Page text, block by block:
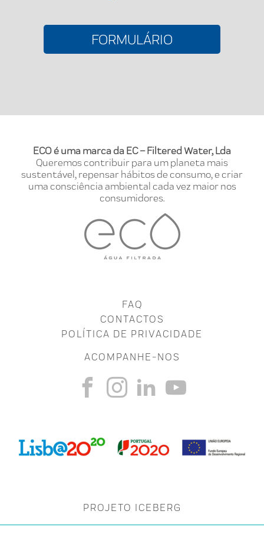
FORMULÁRIO
ECO é uma marca da EC – Filtered Water, Lda
Queremos contribuir para um planeta mais
sustentável, repensar hábitos de consumo, e criar
uma consciência ambiental cada vez maior nos
consumidores.
FAQ
CONTACTOS
POLÍTICA DE PRIVACIDADE
ACOMPANHE-NOS
PROJETO ICEBERG